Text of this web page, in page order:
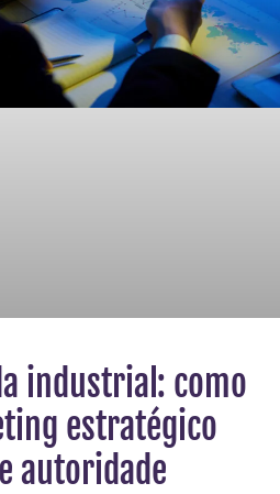
industrial: como
estratégico
autoridade